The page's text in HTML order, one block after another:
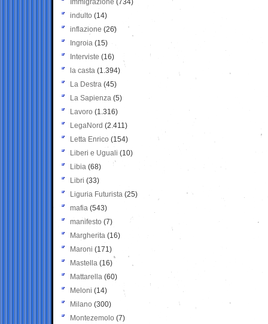
Immigrazione (734)
indulto (14)
inflazione (26)
Ingroia (15)
Interviste (16)
la casta (1.394)
La Destra (45)
La Sapienza (5)
Lavoro (1.316)
LegaNord (2.411)
Letta Enrico (154)
Liberi e Uguali (10)
Libia (68)
Libri (33)
Liguria Futurista (25)
mafia (543)
manifesto (7)
Margherita (16)
Maroni (171)
Mastella (16)
Mattarella (60)
Meloni (14)
Milano (300)
Montezemolo (7)